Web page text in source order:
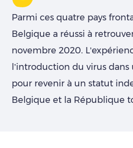
Parmi ces quatre pays
Belgique a réussi à
novembre 2020.
l’introduction du virus
pour revenir à un statut
Belgique et la République